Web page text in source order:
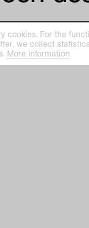
For the
we collect
More information